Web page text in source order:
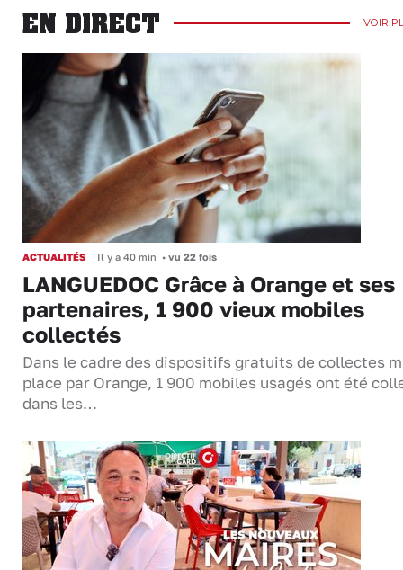
EN DIRECT VOIR
ACTUALITÉS Il y a 40 min • vu 22 fois
LANGUEDOC Grâce à Orange et ses
partenaires, 1 900 vieux mobiles
collectés
Dans le cadre des dispositifs gratuits de collectes
place par Orange, 1 900 mobiles usagés ont été
dans les…